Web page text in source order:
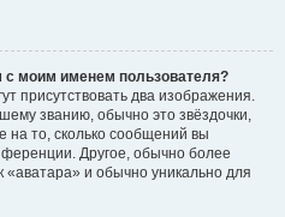
с моим именем пользователя?
присутствовать два изображения.
званию, обычно это звёздочки,
на то, сколько сообщений вы
Другое, обычно более
«аватара» и обычно уникально для